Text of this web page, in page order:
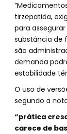
tirzepatida,
para
substância de
são
demanda
estabilidade
O uso de
segundo a
“prática
carece de